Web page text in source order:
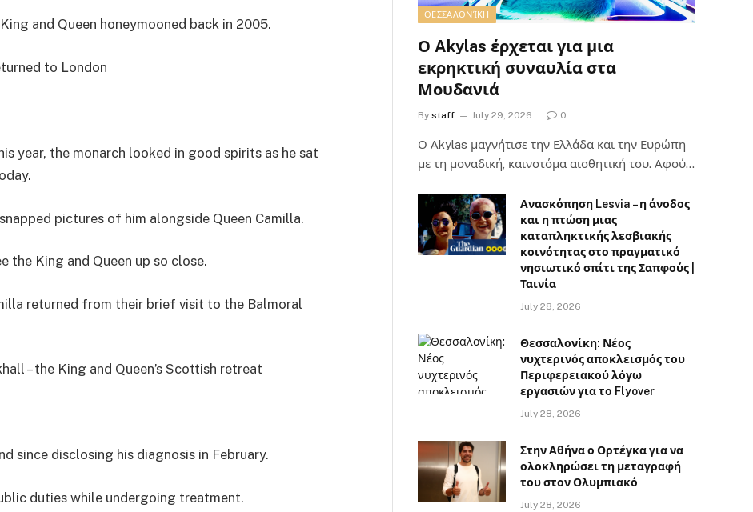
and Queen honeymooned back in 2005.
to London
year, the monarch looked in good spirits as he sat
pictures of him alongside Queen Camilla.
the King and Queen up so close.
returned from their brief visit to the Balmoral
– the King and Queen’s Scottish retreat
since disclosing his diagnosis in February.
duties while undergoing treatment.
ΘΕΣΣΑΛΟΝΊΚΗ
Ο Akylas έρχεται για μια
εκρηκτική συναυλία στα
Μουδανιά
By staff July 29, 2026 0
Ο Αkylas μαγνήτισε την Ελλάδα και την Ευρώπη
με τη μοναδική, καινοτόμα αισθητική του. Αφού…
Ανασκόπηση Lesvia – η άνοδος
και η πτώση μιας
καταπληκτικής λεσβιακής
κοινότητας στο πραγματικό
νησιωτικό σπίτι της Σαπφούς |
Ταινία
July 28, 2026
Θεσσαλονίκη: Νέος
νυχτερινός αποκλεισμός του
Περιφερειακού λόγω
εργασιών για το Flyover
July 28, 2026
Στην Αθήνα ο Ορτέγκα για να
ολοκληρώσει τη μεταγραφή
του στον Ολυμπιακό
July 28, 2026